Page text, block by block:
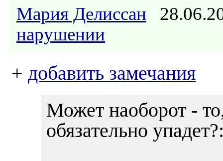
Мария Делиссан
нарушении
+ добавить замечания
Может наоборот -
обязательно